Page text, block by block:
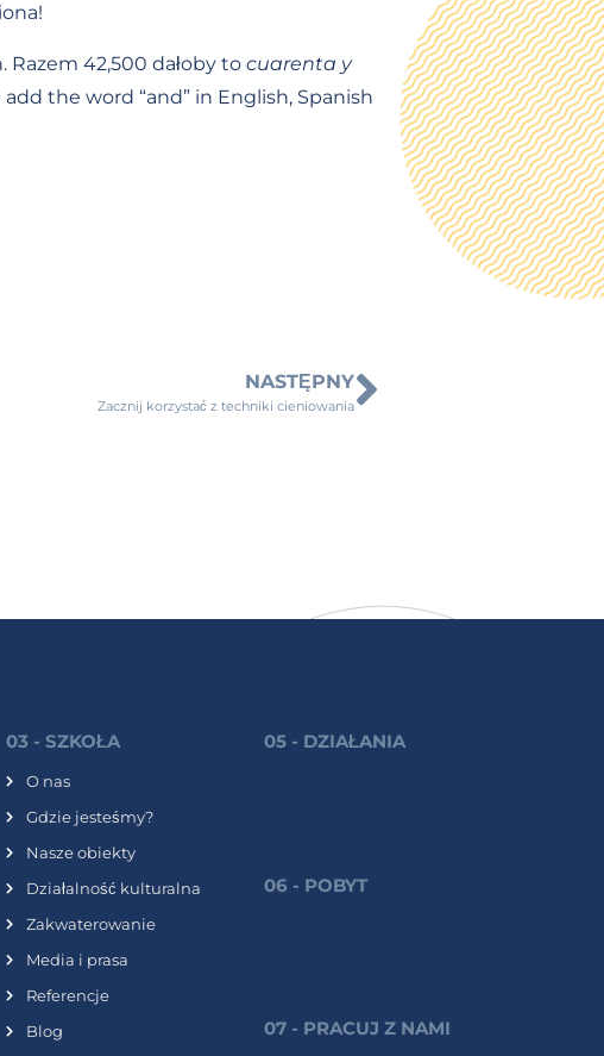
Razem 42,500 dałoby to cuarenta y
the word “and” in English, Spanish
NASTĘPNY
Zacznij korzystać z techniki cieniowania
03 - SZKOŁA
O nas
Gdzie jesteśmy?
Nasze obiekty
Działalność kulturalna
Zakwaterowanie
Media i prasa
Referencje
Blog
05 - DZIAŁANIA
06 - POBYT
07 - PRACUJ Z NAMI